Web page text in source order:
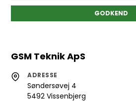
GODKEND
GSM Teknik ApS
ADRESSE
Søndersøvej 4
5492 Vissenbjerg